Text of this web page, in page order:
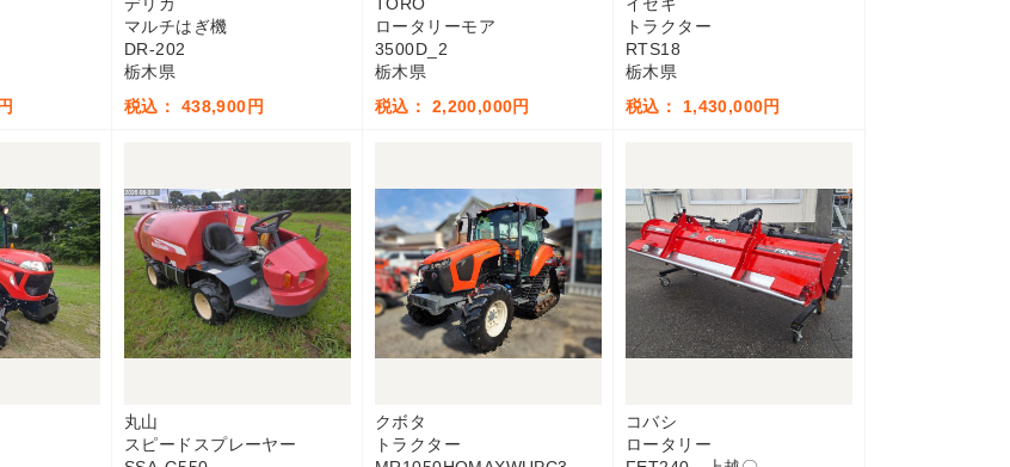
マルチはぎ機
DR-202
栃木県
税込： 438,900円
ロータリーモア
3500D_2
栃木県
税込： 2,200,000円
トラクター
RTS18
栃木県
税込： 1,430,000円
丸山
スピードスプレーヤー
クボタ
トラクター
コバシ
ロータリー